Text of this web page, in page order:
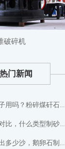
破碎机
门新闻
粉碎煤矸石用什么设备？
，什么类型制砂机好？
鹅卵石制成沙子成本高不高？